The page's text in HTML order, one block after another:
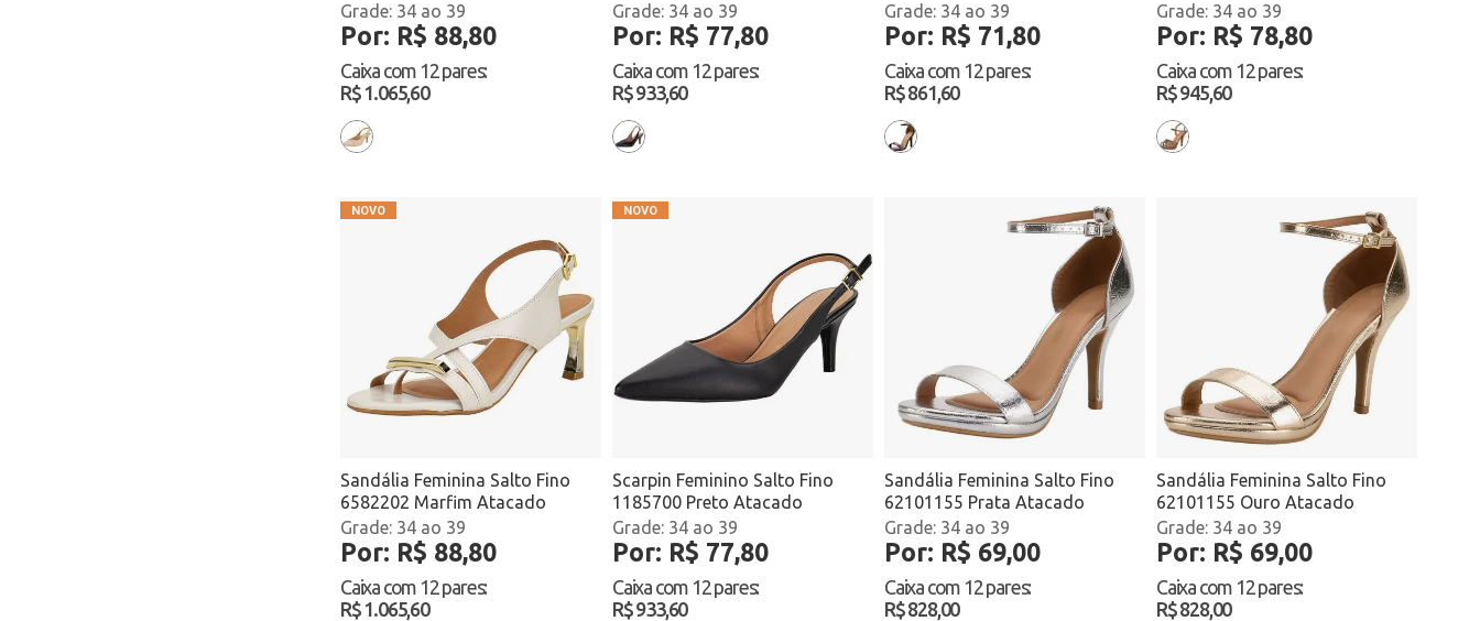
34 ao 39
Por: R$ 88,80
Caixa com 12 pares:
R$ 1.065,60
34 ao 39
Por: R$ 77,80
Caixa com 12 pares:
R$ 933,60
34 ao 39
Por: R$ 71,80
Caixa com 12 pares:
R$ 861,60
34 ao 39
Por: R$ 78,80
Caixa com 12 pares:
R$ 945,60
Sandália Feminina Salto Fino
6582202 Marfim Atacado
34 ao 39
Por: R$ 88,80
Caixa com 12 pares:
R$ 1.065,60
Scarpin Feminino Salto Fino
1185700 Preto Atacado
34 ao 39
Por: R$ 77,80
Caixa com 12 pares:
R$ 933,60
Sandália Feminina Salto Fino
62101155 Prata Atacado
34 ao 39
Por: R$ 69,00
Caixa com 12 pares:
R$ 828,00
Sandália Feminina Salto Fino
62101155 Ouro Atacado
34 ao 39
Por: R$ 69,00
Caixa com 12 pares:
R$ 828,00